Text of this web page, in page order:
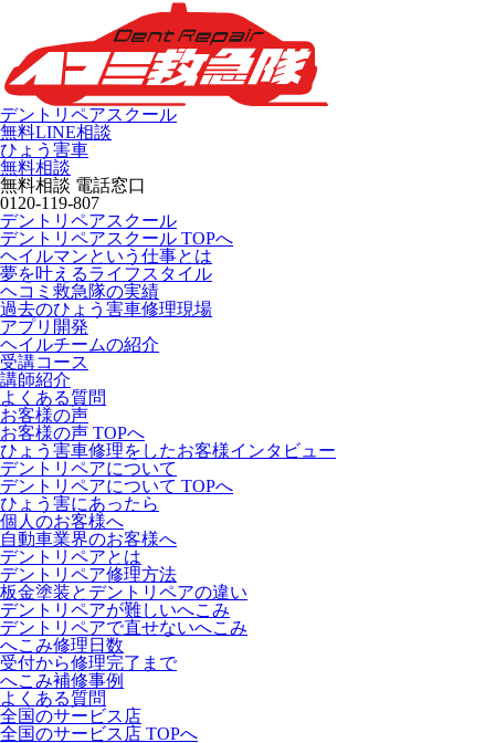
デントリペアスクール
無料LINE相談
ひょう害車
無料相談
無料相談 電話窓口
0120-119-807
デントリペアスクール
デントリペアスクール TOPへ
ヘイルマンという仕事とは
夢を叶えるライフスタイル
ヘコミ救急隊の実績
過去のひょう害車修理現場
アプリ開発
ヘイルチームの紹介
受講コース
講師紹介
よくある質問
お客様の声
お客様の声 TOPへ
ひょう害車修理をしたお客様インタビュー
デントリペアについて
デントリペアについて TOPへ
ひょう害にあったら
個人のお客様へ
自動車業界のお客様へ
デントリペアとは
デントリペア修理方法
板金塗装とデントリペアの違い
デントリペアが難しいへこみ
デントリペアで直せないへこみ
へこみ修理日数
受付から修理完了まで
へこみ補修事例
よくある質問
全国のサービス店
全国のサービス店 TOPへ